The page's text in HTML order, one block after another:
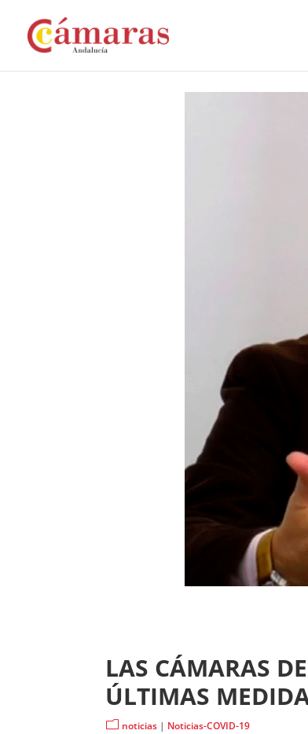
LAS CÁMARAS
ÚLTIMAS
m noticias| Noticias-COVID-19